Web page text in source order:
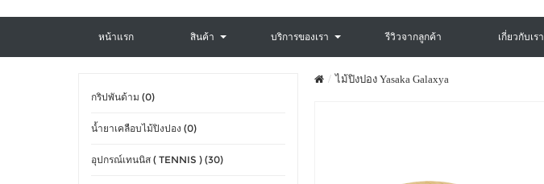
หน้าแรก สินค้า บริการของเรา รีวิวจากลูกค้า เกี่ยวกับเรา
กริปพันด้าม (0)
น้ำยาเคลือบไม้ปิงปอง (0)
อุปกรณ์เทนนิส ( TENNIS ) (30)
ไม้ปิงปอง Yasaka Galaxya